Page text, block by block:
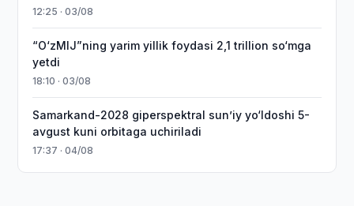
12:25 · 03/08
“O‘zMIJ”ning yarim yillik foydasi 2,1 trillion so‘mga
yetdi
18:10 · 03/08
Samarkand-2028 giperspektral sun’iy yo‘ldoshi 5-
avgust kuni orbitaga uchiriladi
17:37 · 04/08